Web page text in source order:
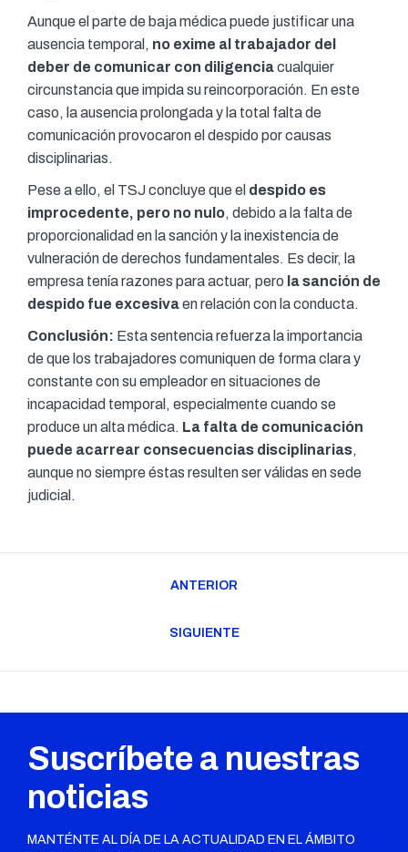
Aunque el parte de baja médica puede justificar una
ausencia temporal, no exime al trabajador del
deber de comunicar con diligenciacualquier
circunstancia que impida su reincorporación. En este
caso, la ausencia prolongada y la total falta de
comunicación provocaron el despido por causas
disciplinarias.
Pese a ello, el TSJ concluye que el despido es
improcedente, pero no nulo, debido a la falta de
proporcionalidad en la sanción y la inexistencia de
vulneración de derechos fundamentales. Es decir, la
empresa tenía razones para actuar, pero la sanción de
despido fue excesivaen relación con la conducta.
Conclusión: Esta sentencia refuerza la importancia
de que los trabajadores comuniquen de forma clara y
constante con su empleador en situaciones de
incapacidad temporal, especialmente cuando se
produce un alta médica. La falta de comunicación
puede acarrear consecuencias disciplinarias,
aunque no siempre éstas resulten ser válidas en sede
judicial.
ANTERIOR
SIGUIENTE
Suscríbete a nuestras
noticias
MANTÉNTE AL DÍA DE LA ACTUALIDAD EN EL ÁMBITO